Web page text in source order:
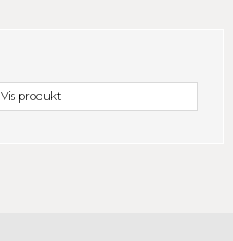
Vis produkt